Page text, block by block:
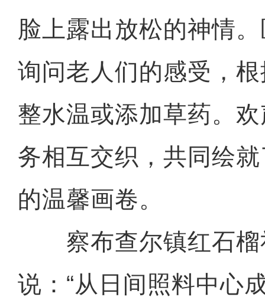
脸上露出放松的神情
询问老人们的感受，
整水温或添加草药。
务相互交织，共同绘
的温馨画卷。
察布查尔镇红石榴
说：“从日间照料中心